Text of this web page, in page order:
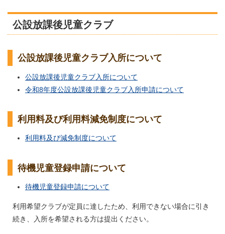
公設放課後児童クラブ
公設放課後児童クラブ入所について
公設放課後児童クラブ入所について
令和8年度公設放課後児童クラブ入所申請について
利用料及び利用料減免制度について
利用料及び減免制度について
待機児童登録申請について
待機児童登録申請について
利用希望クラブが定員に達したため、利用できない場合に引き
続き、入所を希望される方は提出ください。